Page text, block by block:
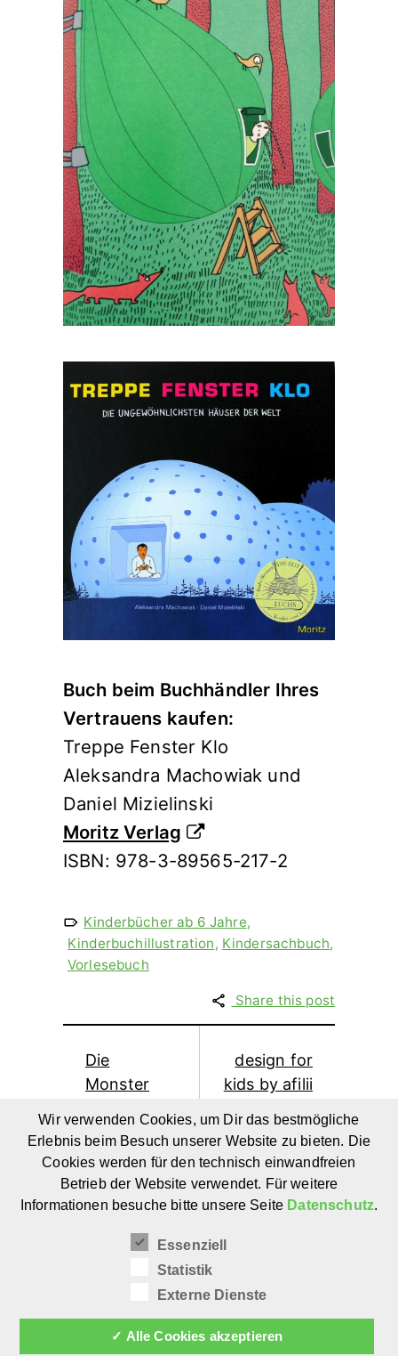
Buch beim Buchhändler Ihres
Vertrauens kaufen:
Treppe Fenster Klo
Aleksandra Machowiak und
Daniel Mizielinski
Moritz Verlag
ISBN: 978-3-89565-217-2
Kinderbücher ab 6 Jahre,
Kinderbuchillustration, Kindersachbuch,
Vorlesebuch
Share this post
Die
Monster
Spielmöbel
für Kinder
von der
HdK
Bremen
design for
kids by afilii
Frankfurt
2016 * 15
Aussteller
aus vier
Wir verwenden Cookies, um Dir das bestmögliche
Erlebnis beim Besuch unserer Website zu bieten. Die
Cookies werden für den technisch einwandfreien
Betrieb der Website verwendet. Für weitere
Informationen besuche bitte unsere Seite Datenschutz.
Essenziell
Statistik
Externe Dienste
✓ Alle Cookies akzeptieren